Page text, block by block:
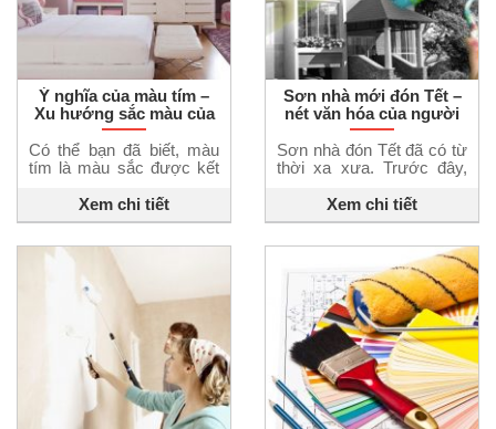
Ý nghĩa của màu tím –
Xu hướng sắc màu của
năm
Có thể bạn đã biết, màu
tím là màu sắc được kết
dương. Ý nghĩa của màu
tím là gì? Cách phối màu
chia sẻ trong bài viết này.
Ý nghĩa của màu tím Đối
với người Việt, màu tím là
một sắc […]
Xem chi tiết
Sơn nhà mới đón Tết –
nét văn hóa của người
Việt đã có từ ngàn xưa
Sơn nhà đón Tết đã có từ
thời xa xưa. Trước đây,
liệu chưa phát triển thì
người ta thường dùng vôi,
không gian. Truyền thống
này vẫn được duy trì và
phát triển cho đến tận bây
giờ. Sơn nhà đón tết nét
[…]
Xem chi tiết